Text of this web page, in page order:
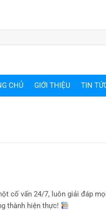
CHỦ GIỚI THIỆU TIN
cố vấn 24/7, luôn giải đáp
thành hiện thực!